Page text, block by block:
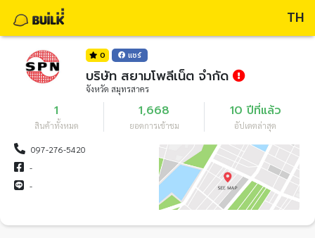
TH
0 แชร์
บริษัท สยามโพลีเน็ต จำกัด
จังหวัด สมุทรสาคร
1
สินค้าทั้งหมด
1,668
ยอดการเข้าชม
10 ปีที่แล้ว
อัปเดตล่าสุด
097-276-5420
-
-